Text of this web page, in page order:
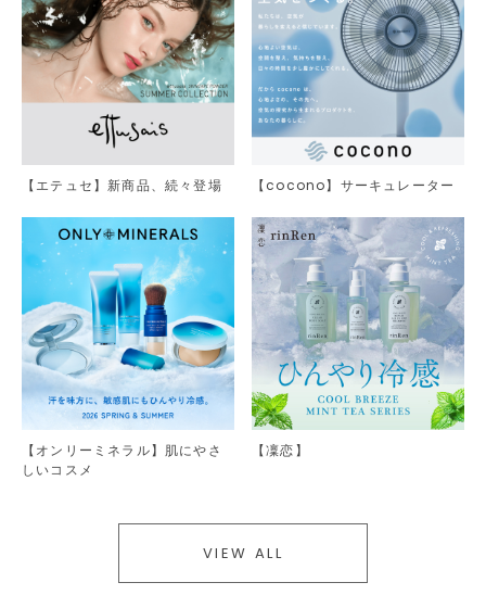
【エテュセ】新商品、続々登場 【cocono】サーキュレーター
【オンリーミネラル】肌にやさ
しいコスメ
【凜恋】
VIEW ALL